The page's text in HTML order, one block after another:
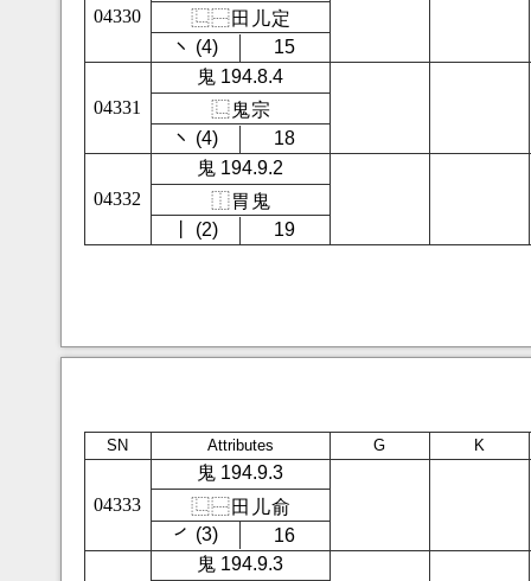
04330
⿺⿱田 儿定
㇔ (4)
15
04331
鬼 194.8.4
⿺鬼宗
㇔ (4)
18
04332
鬼 194.9.2
⿰胃 鬼
㇑ (2)
19
SN Attributes G K
04333
鬼 194.9.3
⿺⿱田 儿俞
㇒ (3)
16
鬼 194.9.3